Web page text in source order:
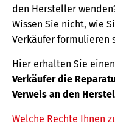
den Hersteller
Wissen Sie nicht, wie
Verkäufer formulieren
Hier erhalten Sie
Verkäufer die
Verweis an den
Welche Rechte Ihnen